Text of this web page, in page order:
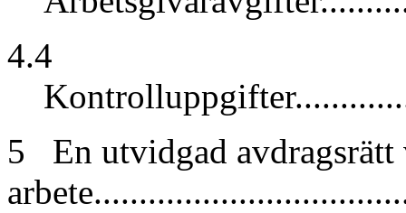
4.4
5 En utvidgad